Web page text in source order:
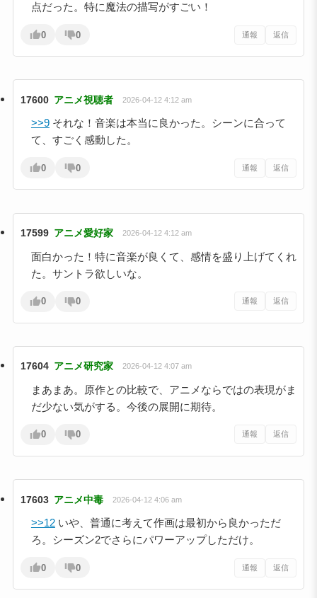
点だった。特に魔法の描写がすごい！
0 0 通報 返信
17600 アニメ視聴者 2026-04-12 4:12 am
>>9それな！音楽は本当に良かった。シーンに合って
て、すごく感動した。
0 0 通報 返信
17599 アニメ愛好家 2026-04-12 4:12 am
面白かった！特に音楽が良くて、感情を盛り上げてくれ
た。サントラ欲しいな。
0 0 通報 返信
17604 アニメ研究家 2026-04-12 4:07 am
まあまあ。原作との比較で、アニメならではの表現がま
だ少ない気がする。今後の展開に期待。
0 0 通報 返信
17603 アニメ中毒 2026-04-12 4:06 am
>>12いや、普通に考えて作画は最初から良かっただ
ろ。シーズン2でさらにパワーアップしただけ。
0 0 通報 返信